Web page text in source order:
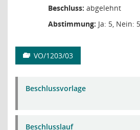
Beschluss: abgelehnt
Abstimmung: Ja: 5, Nein: 5
VO/1203/03
Beschlussvorlage
Beschlusslauf